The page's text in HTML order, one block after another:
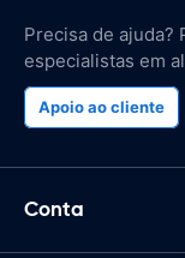
Precisa de ajuda?
especialistas em
Apoio ao cliente
Conta